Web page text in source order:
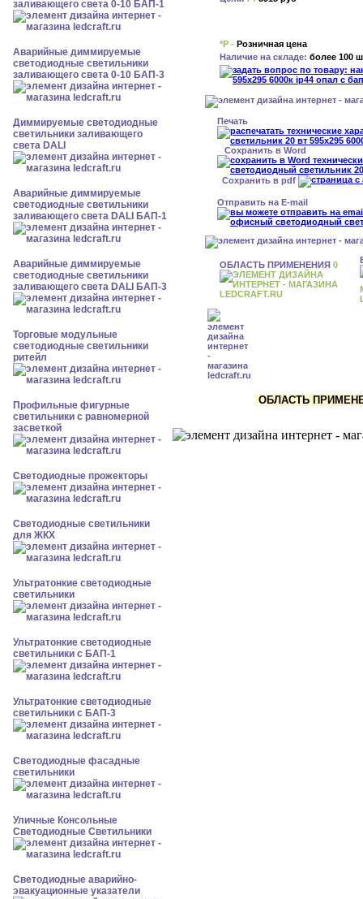
заливающего света 0-10 БАП-1
Аварийные диммируемые
светодиодные светильники
заливающего света 0-10 БАП-3
Диммируемые светодиодные
светильники заливающего
света DALI
Аварийные диммируемые
светодиодные светильники
заливающего света DALI БАП-1
Аварийные диммируемые
светодиодные светильники
заливающего света DALI БАП-3
Торговые модульные
светодиодные светильники
ритейл
Профильные фигурные
светильники с равномерной
засветкой
Светодиодные прожекторы
Светодиодные светильники
для ЖКХ
Ультратонкие светодиодные
светильники
Ультратонкие светодиодные
светильники с БАП-1
Ультратонкие светодиодные
светильники с БАП-3
Светодиодные фасадные
светильники
Уличные Консольные
Светодиодные Светильники
Светодиодные аварийно-
эвакуационные указатели
*Р - Розничная цена
Наличие на складе: более 100
Печать
Сохранить в Word
Сохранить в pdf
Отправить на E-mail
ОБЛАСТЬ ПРИМЕНЕНИЯ 0
ОБЛАСТЬ